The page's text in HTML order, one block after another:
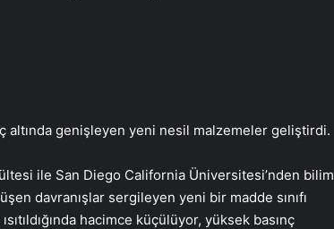
altında genişleyen yeni nesil malzemeler geliştirdi.
ile San Diego California Üniversitesi’nden bilim
davranışlar sergileyen yeni bir madde sınıfı
hacimce küçülüyor, yüksek basınç